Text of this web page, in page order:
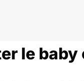
le baby